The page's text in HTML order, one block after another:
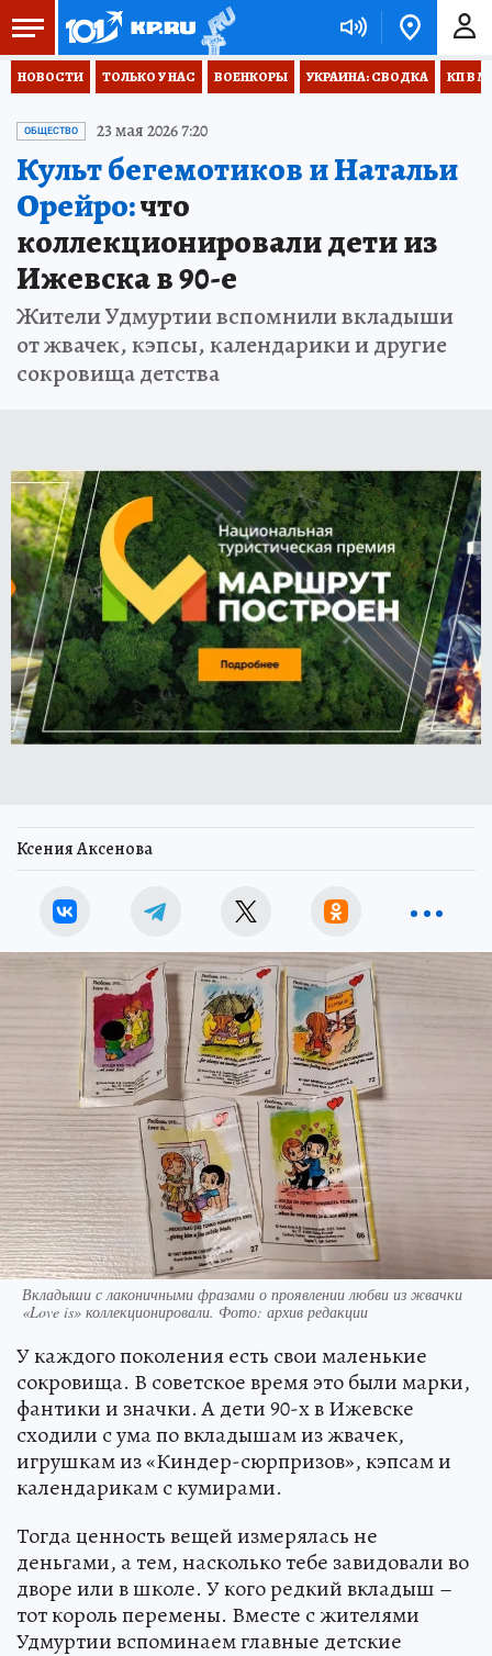
НОВОСТИ ТОЛЬКО У НАС ВОЕНКОРЫ УКРАИНА: СВОДКА КП В
ОБЩЕСТВО 23 мая 2026 7:20
Культ бегемотиков и Натальи
Орейро:что
коллекционировали дети из
Ижевска в 90-е
Жители Удмуртии вспомнили вкладыши
от жвачек, кэпсы, календарики и другие
сокровища детства
Ксения Аксенова
Вкладыши с лаконичными фразами о проявлении любви из жвачки
«Love is» коллекционировали. Фото: архив редакции
У каждого поколения есть свои маленькие
сокровища. В советское время это были марки,
фантики и значки. А дети 90-х в Ижевске
сходили с ума по вкладышам из жвачек,
игрушкам из «Киндер-сюрпризов», кэпсам и
календарикам с кумирами.
Тогда ценность вещей измерялась не
деньгами, а тем, насколько тебе завидовали во
дворе или в школе. У кого редкий вкладыш –
тот король перемены. Вместе с жителями
Удмуртии вспоминаем главные детские